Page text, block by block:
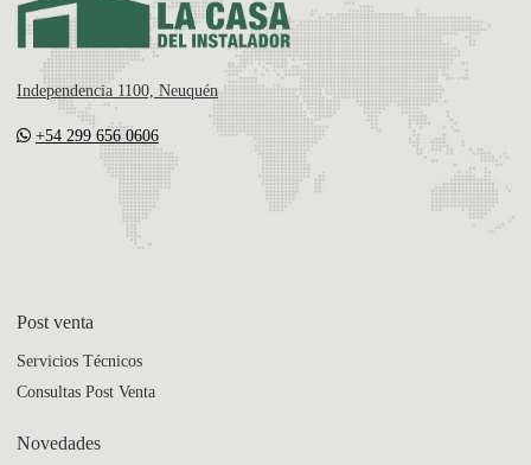
Independencia 1100, Neuquén
+54 299 656 0606
Post venta
Servicios Técnicos
Consultas Post Venta
Novedades